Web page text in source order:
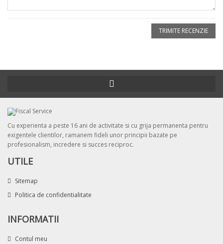
TRIMITE RECENZIE
Cu experienta a peste 16 ani de activitate si cu grija permanenta pentru
exigentele clientilor, ramanem fideli unor principii bazate pe
profesionalism, incredere si succes reciproc.
UTILE
Sitemap
Politica de confidentialitate
INFORMATII
Contul meu